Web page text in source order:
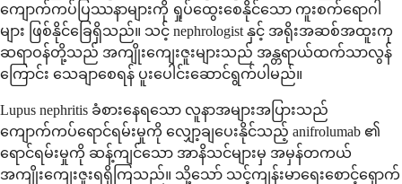
ကျောက်ကပ်ပြဿနာများကို ရှုပ်ထွေးစေနိုင်သော ကူးစက်ရောဂါ
များ ဖြစ်နိုင်ခြေရှိသည်။ သင့် nephrologist နှင့် အရိုးအဆစ်အထူးကု
ဆရာဝန်တို့သည် အကျိုးကျေးဇူးများသည် အန္တရာယ်ထက်သာလွန်
ကြောင်း သေချာစေရန် ပူးပေါင်းဆောင်ရွက်ပါမည်။
Lupus nephritis ခံစားနေရသော လူနာအများအပြားသည်
ကျောက်ကပ်ရောင်ရမ်းမှုကို လျှော့ချပေးနိုင်သည့် anifrolumab ၏
ရောင်ရမ်းမှုကို ဆန့်ကျင်သော အာနိသင်များမှ အမှန်တကယ်
အကျိုးကျေးဇူးရရှိကြသည်။ သို့သော် သင့်ကျန်းမာရေးစောင့်ရှောက်